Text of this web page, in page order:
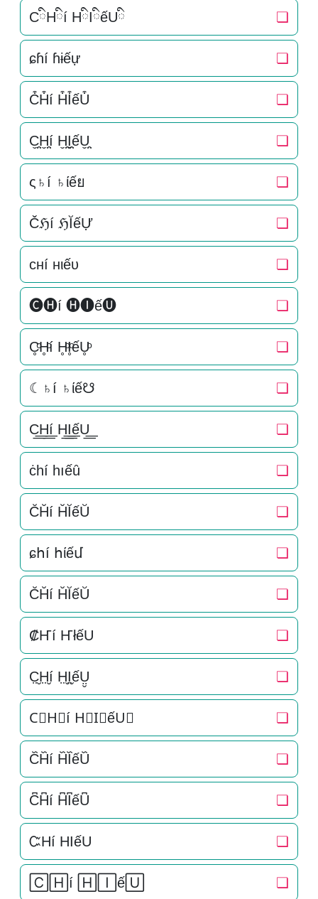
CིHིí HིIིếUི ❏
ɕɦí ɦɨếự ❏
C͒H͒í H͒I͒ếU͒ ❏
C̬̤̯H̬̤̯í H̬̤̯I̬̤̯ếU̬̤̯ ❏
ς♄í ♄ίếย ❏
Čℌí ℌĬếỰ ❏
cнí нιếυ ❏
🅒🅗í 🅗🅘ế🅤 ❏
C̥ͦH̥ͦí H̥ͦI̥ͦếU̥ͦ ❏
☾♄í ♄ίế☋ ❏
C͟͟H͟͟í H͟͟I͟͟ếU͟͟ ❏
ċһí һıếȗ ❏
C̆H̆í H̆ĬếŬ ❏
ɕհí հίếմ ❏
C̆H̆í H̆ĬếŬ ❏
₡Ҥí ҤłếU ❏
C̤̮H̤̮í H̤̮I̤̮ếṲ̮ ❏
C⃘H⃘í H⃘I⃘ếU⃘ ❏
C᷈H᷈í H᷈I᷈ếU᷈ ❏
C͆H͆í H͆I͆ếU͆ ❏
ᏨHí HIếU ❏
🄲🄷í 🄷🄸ế🅄 ❏